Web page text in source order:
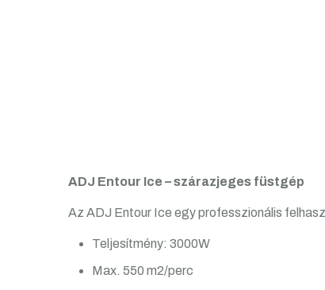
ADJ Entour Ice – szárazjeges füstgép
Az ADJ Entour Ice egy professzionális
Teljesítmény: 3000W
Max. 550 m2/perc